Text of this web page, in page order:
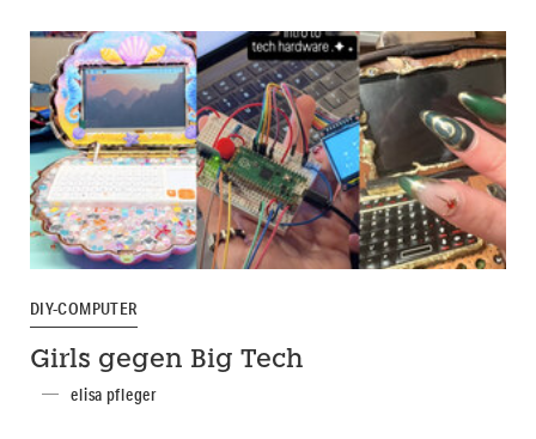
DIY-COMPUTER
Girls gegen Big Tech
elisa pfleger